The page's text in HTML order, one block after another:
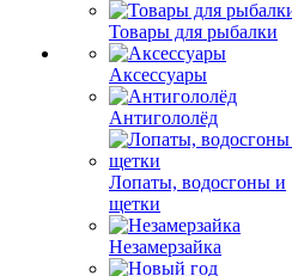
Товары для рыбалки
Аксессуары
Антигололёд
Лопаты, водосгоны и
щетки
Незамерзайка